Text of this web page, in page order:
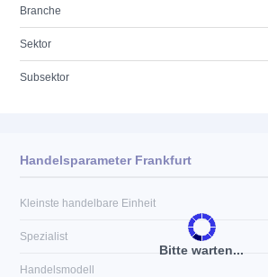
Branche
Sektor
Subsektor
Bitte warten...
Handelsparameter Frankfurt
Kleinste handelbare Einheit
Spezialist
Handelsmodell